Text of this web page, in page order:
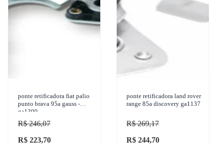
ponte retificadora fiat palio
punto brava 95a gauss -
ga1300
R$ 246,07
R$ 223,70
ponte retificadora land rover
range 85a discovery ga1137
R$ 269,17
R$ 244,70